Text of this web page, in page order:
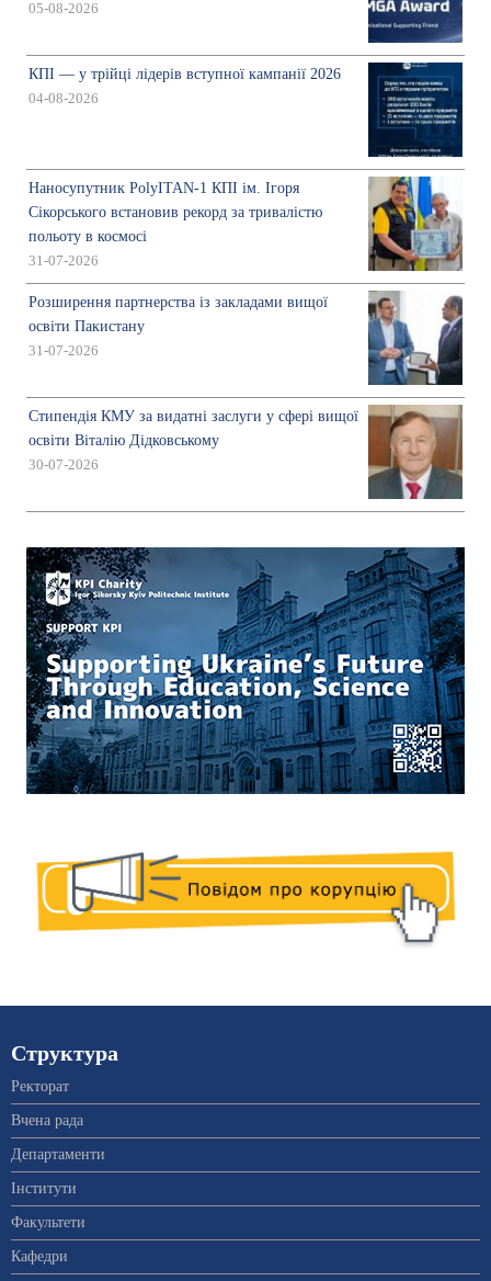
05-08-2026
КПІ — у трійці лідерів вступної кампанії 2026
04-08-2026
Наносупутник PolyITAN-1 КПІ ім. Ігоря
Сікорського встановив рекорд за тривалістю
польоту в космосі
31-07-2026
Розширення партнерства із закладами вищої
освіти Пакистану
31-07-2026
Стипендія КМУ за видатні заслуги у сфері вищої
освіти Віталію Дідковському
30-07-2026
Структура
Ректорат
Вчена рада
Департаменти
Інститути
Факультети
Кафедри